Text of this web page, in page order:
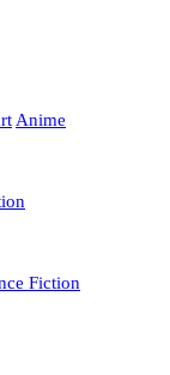
Anime
Fiction